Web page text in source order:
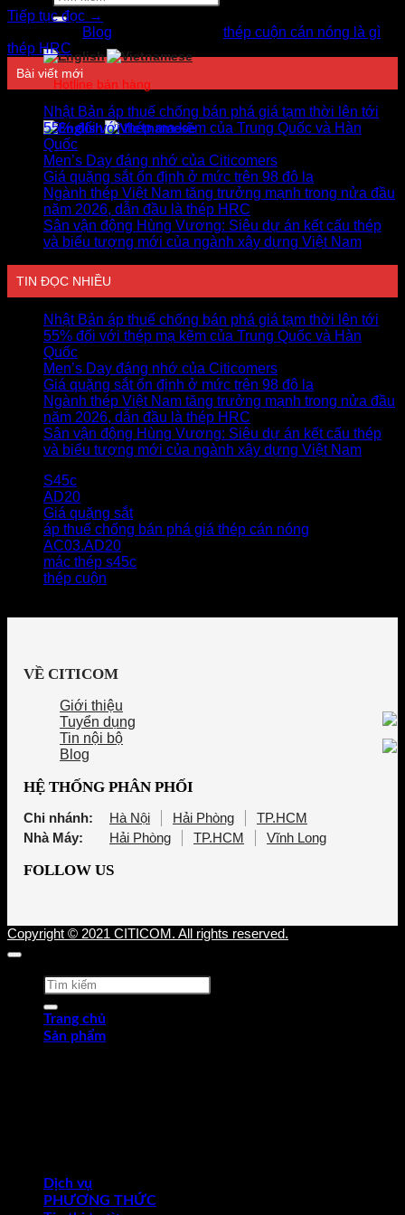
kiếm:
Hotline bán hàng
Tiếp tục đọc →
Blog thép cuộn cán nóng là gì
thép HRC
Bài viết mới
Nhật Bản áp thuế chống bán phá giá tạm thời lên tới
55% đối với thép mạ kẽm của Trung Quốc và Hàn
Quốc
Men’s Day đáng nhớ của Citicomers
Giá quặng sắt ổn định ở mức trên 98 đô la
Ngành thép Việt Nam tăng trưởng mạnh trong nửa đầu
năm 2026, dẫn đầu là thép HRC
Sân vận động Hùng Vương: Siêu dự án kết cấu thép
và biểu tượng mới của ngành xây dựng Việt Nam
TIN ĐỌC NHIỀU
Nhật Bản áp thuế chống bán phá giá tạm thời lên tới
55% đối với thép mạ kẽm của Trung Quốc và Hàn
Quốc
Men’s Day đáng nhớ của Citicomers
Giá quặng sắt ổn định ở mức trên 98 đô la
Ngành thép Việt Nam tăng trưởng mạnh trong nửa đầu
năm 2026, dẫn đầu là thép HRC
Sân vận động Hùng Vương: Siêu dự án kết cấu thép
và biểu tượng mới của ngành xây dựng Việt Nam
S45c
AD20
Giá quặng sắt
áp thuế chống bán phá giá thép cán nóng
AC03.AD20
mác thép s45c
thép cuộn
VỀ CITICOM
Giới thiệu
Tuyển dụng
Tin nội bộ
Blog
HỆ THỐNG PHÂN PHỐI
Chi nhánh: Hà Nội Hải Phòng
TP.HCM
Nhà Máy:
Hải Phòng TP.HCM Vĩnh Long
FOLLOW US
Copyright © 2021 CITICOM. All rights reserved.
Tìm
kiếm:
Trang chủ
Sản phẩm
Dịch vụ
PHƯƠNG THỨC